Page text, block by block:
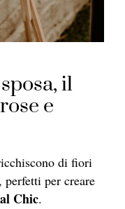
il
e
di fiori
per creare
Chic.